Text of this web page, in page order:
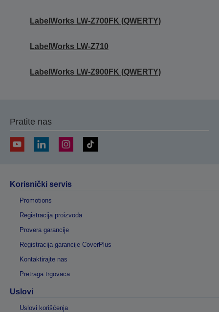
LabelWorks LW-Z700FK (QWERTY)
LabelWorks LW-Z710
LabelWorks LW-Z900FK (QWERTY)
Pratite nas
Korisnički servis
Promotions
Registracija proizvoda
Provera garancije
Registracija garancije CoverPlus
Kontaktirajte nas
Pretraga trgovaca
Uslovi
Uslovi korišćenja